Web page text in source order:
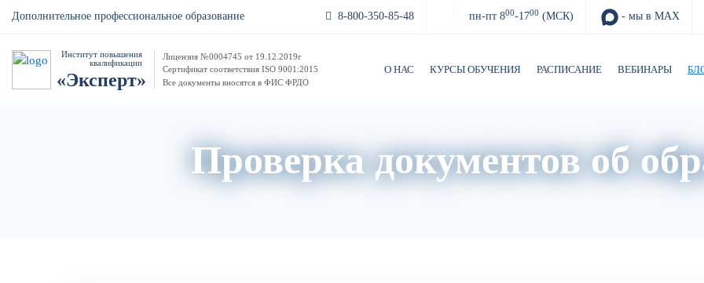
Дополнительное профессиональное образование 8-800-350-85-48 пн-пт 800-1700 (МСК) - мы в MAX
Институт повышения
квалификации
«Эксперт»
Лицензия №0004745 от 19.12.2019г
Сертификат соответствия ISO 9001:2015
Все документы вносятся в ФИС ФРДО
О НАС КУРСЫ ОБУЧЕНИЯ РАСПИСАНИЕ ВЕБИНАРЫ
Проверка документов об